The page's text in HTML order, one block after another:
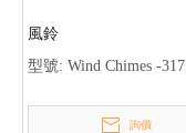
風鈴
型號: Wind Chimes -317
詢價